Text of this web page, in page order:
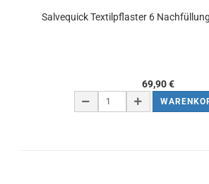
Salvequick Textilpflaster 6
69,90 €